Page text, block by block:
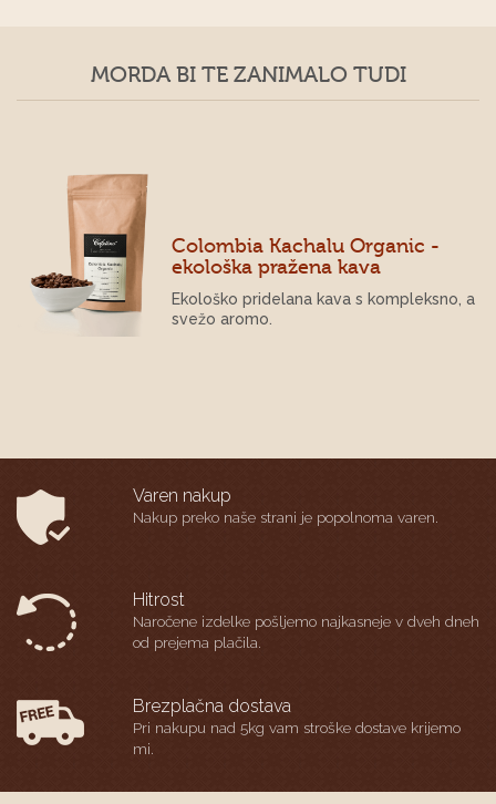
MORDA BI TE ZANIMALO TUDI
-
kompleksno, a
Barahona Santo
TRENUTNO NI NA
Lepo zaokrožena, sveža
Varen nakup
Nakup preko naše strani je popolnoma varen.
Hitrost
Naročene izdelke pošljemo najkasneje v dveh dneh
od prejema plačila.
Brezplačna dostava
Pri nakupu nad 5kg vam stroške dostave krijemo
mi.